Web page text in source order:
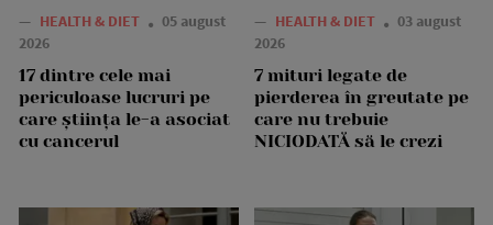
— HEALTH & DIET
05 august
2026
17 dintre cele mai
periculoase lucruri pe
care știința le-a asociat
cu cancerul
— HEALTH & DIET
03 august
2026
7 mituri legate de
pierderea în greutate pe
care nu trebuie
NICIODATĂ să le crezi